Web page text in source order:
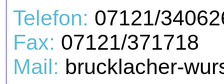
Telefon: 07121/
Fax: 07121/371718
Mail: brucklacher-